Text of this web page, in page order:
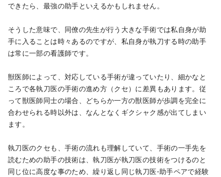
できたら、最強の助手といえるかもしれません。
そうした意味で、同僚の先生が行う大きな手術では私自身が助
手に入ることは時々あるのですが、私自身が執刀する時の助手
は常に一部の看護師です。
獣医師によって、対応している手術が違っていたり、細かなと
ころで各執刀医の手術の進め方（クセ）に差異もあります。従
って獣医師同士の場合、どちらか一方の獣医師が歩調を完全に
合わせられる時以外は、なんとなくギクシャク感が出てしまい
ます。
執刀医のクセも、手術の流れも理解していて、手術の一手先を
読むための助手の技術は、執刀医が執刀医の技術をつけるのと
同じ位に高度な事のため、繰り返し同じ執刀医-助手ペアで経験